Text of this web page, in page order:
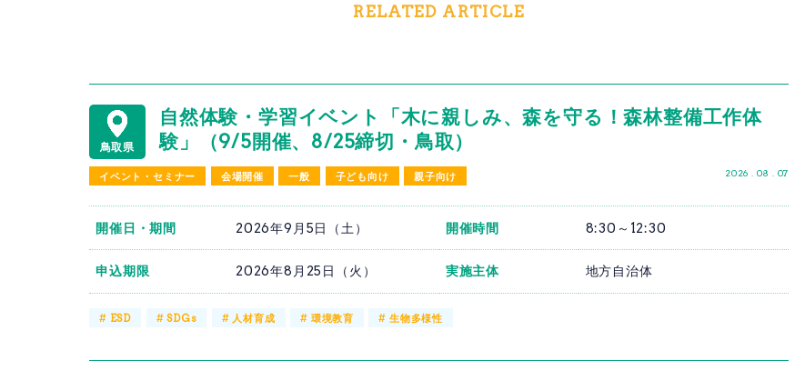
RELATED ARTICLE
鳥取県
自然体験・学習イベント「木に親しみ、森を守る！森林整備工作体
験」（9/5開催、8/25締切・鳥取）
イベント・セミナー 会場開催 一般 子ども向け 親子向け 2026 . 08 . 07
開催日・期間 2026年9月5日（土） 開催時間 8:30～12:30
申込期限 2026年8月25日（火） 実施主体 地方自治体
# ESD #SDGs # 人材育成 # 環境教育 #生物多様性